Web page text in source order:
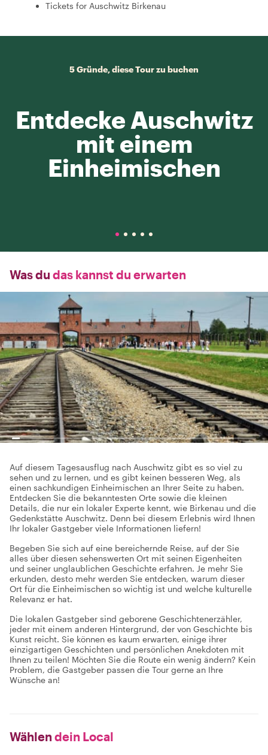
Tickets for Auschwitz Birkenau
5 Gründe, diese Tour zu buchen
Entdecke Auschwitz
mit einem
Einheimischen
Was du das kannst du erwarten
Auf diesem Tagesausflug nach Auschwitz gibt es so viel zu
sehen und zu lernen, und es gibt keinen besseren Weg, als
einen sachkundigen Einheimischen an Ihrer Seite zu haben.
Entdecken Sie die bekanntesten Orte sowie die kleinen
Details, die nur ein lokaler Experte kennt, wie Birkenau und die
Gedenkstätte Auschwitz. Denn bei diesem Erlebnis wird Ihnen
Ihr lokaler Gastgeber viele Informationen liefern!
Begeben Sie sich auf eine bereichernde Reise, auf der Sie
alles über diesen sehenswerten Ort mit seinen Eigenheiten
und seiner unglaublichen Geschichte erfahren. Je mehr Sie
erkunden, desto mehr werden Sie entdecken, warum dieser
Ort für die Einheimischen so wichtig ist und welche kulturelle
Relevanz er hat.
Die lokalen Gastgeber sind geborene Geschichtenerzähler,
jeder mit einem anderen Hintergrund, der von Geschichte bis
Kunst reicht. Sie können es kaum erwarten, einige ihrer
einzigartigen Geschichten und persönlichen Anekdoten mit
Ihnen zu teilen! Möchten Sie die Route ein wenig ändern? Kein
Problem, die Gastgeber passen die Tour gerne an Ihre
Wünsche an!
Wählen dein Local